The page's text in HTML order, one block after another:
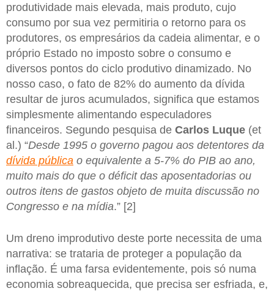
produtividade mais elevada, mais produto, cujo
consumo por sua vez permitiria o retorno para os
produtores, os empresários da cadeia alimentar, e o
próprio Estado no imposto sobre o consumo e
diversos pontos do ciclo produtivo dinamizado. No
nosso caso, o fato de 82% do aumento da dívida
resultar de juros acumulados, significa que estamos
simplesmente alimentando especuladores
financeiros. Segundo pesquisa de Carlos Luque (et
al.) “Desde 1995 o governo pagou aos detentores da
dívida pública o equivalente a 5-7% do PIB ao ano,
muito mais do que o déficit das aposentadorias ou
outros itens de gastos objeto de muita discussão no
Congresso e na mídia.” [2]
Um dreno improdutivo deste porte necessita de uma
narrativa: se trataria de proteger a população da
inflação. É uma farsa evidentemente, pois só numa
economia sobreaquecida, que precisa ser esfriada, e,